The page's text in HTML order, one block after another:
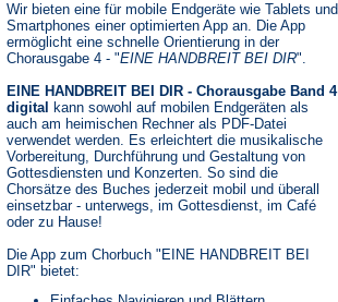
Wir bieten eine für mobile Endgeräte wie Tablets und
Smartphones einer optimierten App an. Die App
ermöglicht eine schnelle Orientierung in der
Chorausgabe 4 - "EINE HANDBREIT BEI DIR".
EINE HANDBREIT BEI DIR - Chorausgabe Band 4
digital kann sowohl auf mobilen Endgeräten als
auch am heimischen Rechner als PDF-Datei
verwendet werden. Es erleichtert die musikalische
Vorbereitung, Durchführung und Gestaltung von
Gottesdiensten und Konzerten. So sind die
Chorsätze des Buches jederzeit mobil und überall
einsetzbar - unterwegs, im Gottesdienst, im Café
oder zu Hause!
Die App zum Chorbuch "EINE HANDBREIT BEI
DIR" bietet: